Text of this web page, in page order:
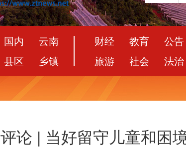
国内
云南
县区 乡镇
财经 教育
公告
旅游
社会 法治
评论 | 当好留守儿童和困